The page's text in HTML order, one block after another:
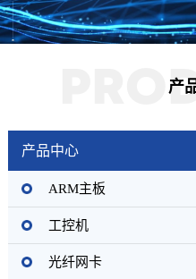
产
产品中心
ARM主板
工控机
光纤网卡